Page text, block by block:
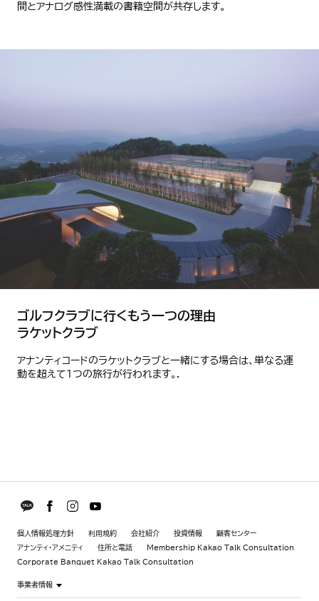
間とアナログ感性満載の書籍空間が共存します。
ゴルフクラブに行くもう一つの理由
ラケットクラブ
アナンティコードのラケットクラブと一緒にする場合は、単なる運
動を超えて1つの旅行が行われます。.
個人情報処理方針 利用規約 会社紹介 投資情報
顧客センター
アナンティ・アメニティ
住所と電話
Membership Kakao Talk Consultation
Corporate Banquet Kakao Talk Consultation
事業者情報